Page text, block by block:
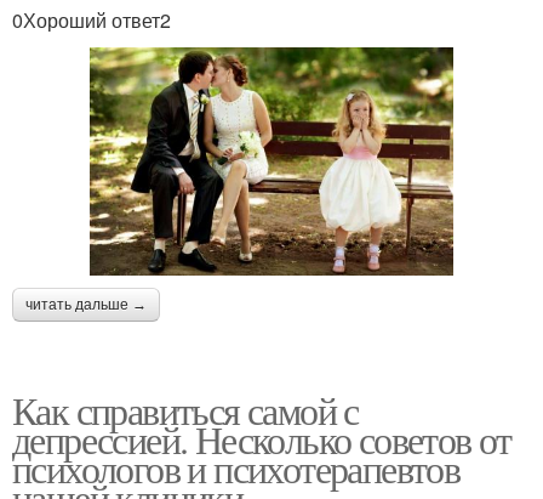
0Хороший ответ2
читать дальше →
Как справиться самой с
депрессией. Несколько советов от
психологов и психотерапевтов